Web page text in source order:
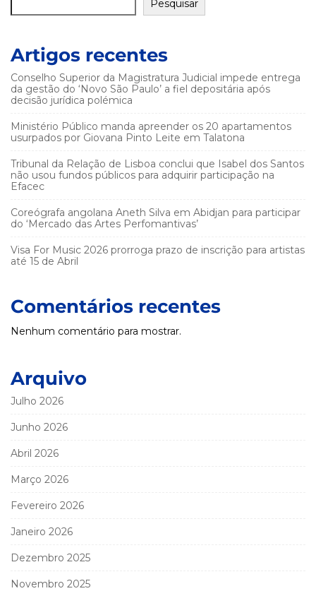
Pesquisar
Artigos recentes
Conselho Superior da Magistratura Judicial impede entrega
da gestão do ‘Novo São Paulo’ a fiel depositária após
decisão jurídica polémica
Ministério Público manda apreender os 20 apartamentos
usurpados por Giovana Pinto Leite em Talatona
Tribunal da Relação de Lisboa conclui que Isabel dos Santos
não usou fundos públicos para adquirir participação na
Efacec
Coreógrafa angolana Aneth Silva em Abidjan para participar
do ‘Mercado das Artes Perfomantivas’
Visa For Music 2026 prorroga prazo de inscrição para artistas
até 15 de Abril
Comentários recentes
Nenhum comentário para mostrar.
Arquivo
Julho 2026
Junho 2026
Abril 2026
Março 2026
Fevereiro 2026
Janeiro 2026
Dezembro 2025
Novembro 2025